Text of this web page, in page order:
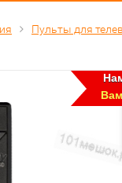
Пульты для